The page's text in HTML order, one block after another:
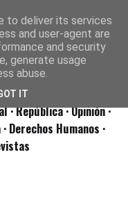
· República· Opinión·
Derechos Humanos ·
to deliver its services
and user-agent are
and security
generate usage
abuse.
IT